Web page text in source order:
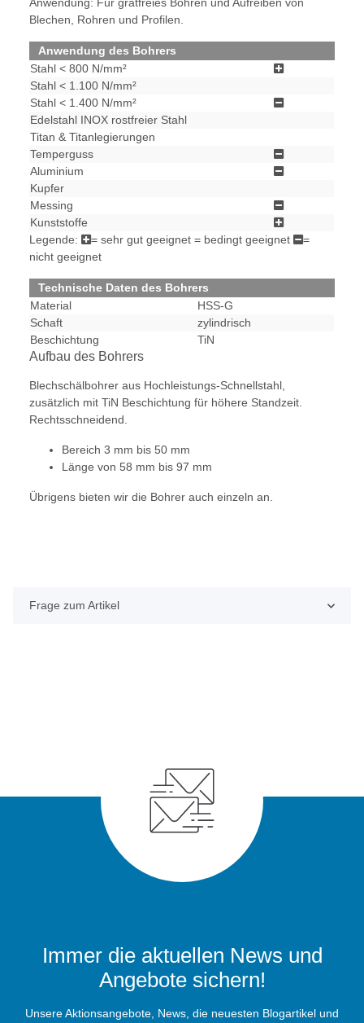
Blechen, Rohren und Profilen.
Anwendung des Bohrers
Stahl < 800 N/mm²
Stahl < 1.100 N/mm²
Stahl < 1.400 N/mm²
Edelstahl INOX rostfreier Stahl
Titan & Titanlegierungen
Temperguss
Aluminium
Kupfer
Messing
Kunststoffe
Legende:
= sehr gut geeignet = bedingt geeignet
=
nicht geeignet
Technische Daten des Bohrers
Material
HSS-G
Schaft
zylindrisch
Beschichtung
TiN
Aufbau des Bohrers
Blechschälbohrer aus Hochleistungs-Schnellstahl,
zusätzlich mit TiN Beschichtung für höhere Standzeit.
Rechtsschneidend.
Bereich 3 mm bis 50 mm
Länge von 58 mm bis 97 mm
Übrigens bieten wir die Bohrer auch einzeln an.
Frage zum Artikel
Immer die aktuellen News und
Angebote sichern!
Unsere Aktionsangebote, News, die neuesten Blogartikel und